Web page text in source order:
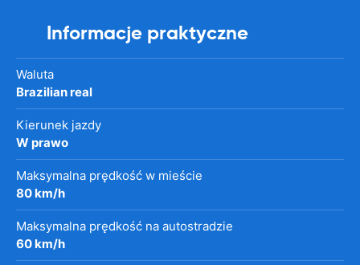
Informacje praktyczne
Waluta
Brazilian real
Kierunek jazdy
W prawo
Maksymalna prędkość w mieście
80 km/h
Maksymalna prędkość na autostradzie
60 km/h